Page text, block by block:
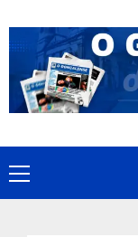
to
content
Primary
Menu